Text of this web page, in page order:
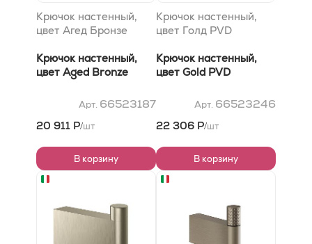
Крючок настенный,
цвет Агед Бронзе
Крючок настенный,
цвет Aged Bronze
Арт. 66523187
20 911 Р/шт
В корзину
Крючок настенный,
цвет Голд PVD
Крючок настенный,
цвет Gold PVD
Арт. 66523246
22 306 Р/шт
В корзину